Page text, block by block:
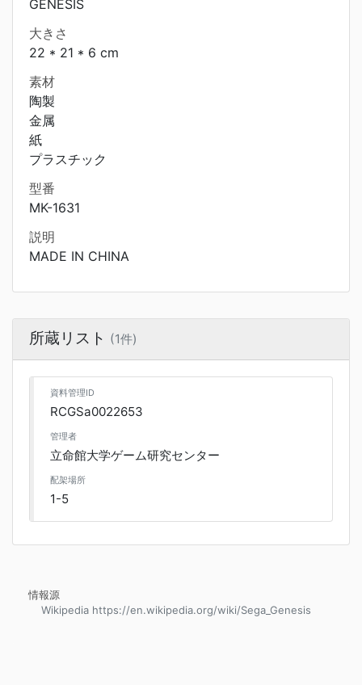
GENESIS
大きさ
22 * 21 * 6 cm
素材
陶製
金属
紙
プラスチック
型番
MK-1631
説明
MADE IN CHINA
所蔵リスト (1件)
資料管理ID
RCGSa0022653
管理者
立命館大学ゲーム研究センター
配架場所
1-5
情報源
Wikipedia https://en.wikipedia.org/wiki/Sega_Genesis